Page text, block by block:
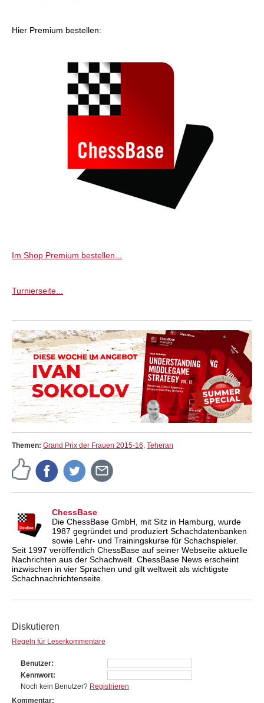
Hier Premium bestellen:
Im Shop Premium bestellen...
Turnierseite...
Themen: Grand Prix der Frauen 2015-16 Teheran
ChessBase
Die ChessBase GmbH, mit Sitz in Hamburg, wurde
1987 gegründet und produziert Schachdatenbanken
sowie Lehr- und Trainingskurse für Schachspieler.
Seit 1997 veröffentlich ChessBase auf seiner Webseite aktuelle
Nachrichten aus der Schachwelt. ChessBase News erscheint
inzwischen in vier Sprachen und gilt weltweit als wichtigste
Schachnachrichtenseite.
Diskutieren
Regeln für Leserkommentare
Benutzer
Kennwort
Noch kein Benutzer? Registrieren
Kommentar